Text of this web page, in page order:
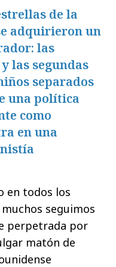
de la
adquirieron un
las
las segundas
separados
una política
como
en una
en todos los
seguimos
perpetrada por
matón de